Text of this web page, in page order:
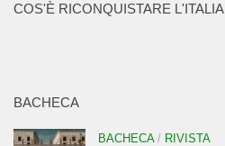
COS'È RICONQUISTARE L'ITALIA
BACHECA
BACHECA/ RIVISTA